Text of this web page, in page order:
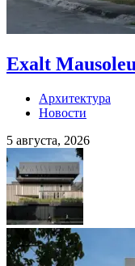
Exalt
Архитектура
Новости
5 августа, 2026